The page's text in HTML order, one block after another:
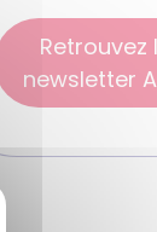
newsletter